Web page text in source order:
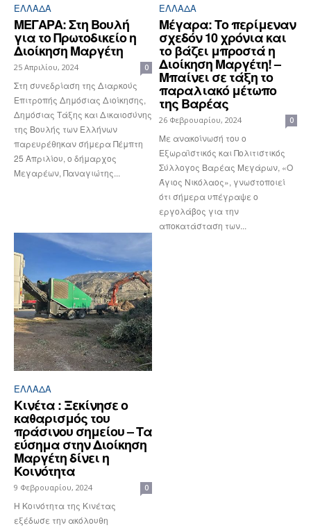
ΕΛΛΆΔΑ
ΜΕΓΑΡΑ: Στη Βουλή
για το Πρωτοδικείο η
Διοίκηση Μαργέτη
25 Απριλίου, 2024 0
Στη συνεδρίαση της Διαρκούς
Επιτροπής Δημόσιας Διοίκησης,
Δημόσιας Τάξης και Δικαιοσύνης
της Βουλής των Ελλήνων
παρευρέθηκαν σήμερα Πέμπτη
25 Απριλίου, ο δήμαρχος
Μεγαρέων, Παναγιώτης...
ΕΛΛΆΔΑ
Μέγαρα: Το περίμεναν
σχεδόν 10 χρόνια και
το βάζει μπροστά η
Διοίκηση Μαργέτη! –
Μπαίνει σε τάξη το
παραλιακό μέτωπο
της Βαρέας
26 Φεβρουαρίου, 2024 0
Με ανακοίνωσή του ο
Εξωραϊστικός και Πολιτιστικός
Σύλλογος Βαρέας Μεγάρων, «O
Άγιος Νικόλαος», γνωστοποιεί
ότι σήμερα υπέγραψε ο
εργολάβος για την
αποκατάσταση των...
ΕΛΛΆΔΑ
Κινέτα : Ξεκίνησε ο
καθαρισμός του
πράσινου σημείου – Τα
εύσημα στην Διοίκηση
Μαργέτη δίνει η
Κοινότητα
9 Φεβρουαρίου, 2024 0
Η Κοινότητα της Κινέτας
εξέδωσε την ακόλουθη